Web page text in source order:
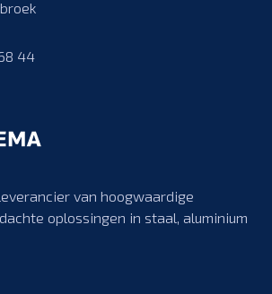
44
van hoogwaardige
oplossingen in staal, aluminium